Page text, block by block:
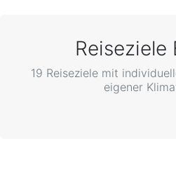
Reiseziele
19 Reiseziele mit
eigener